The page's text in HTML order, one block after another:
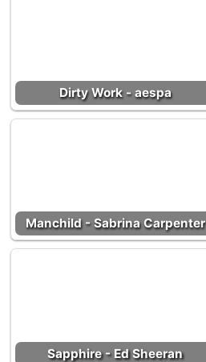
Dirty Work - aespa
Manchild - Sabrina Carpenter
Sapphire - Ed Sheeran